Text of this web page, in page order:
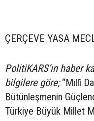
ÇERÇEVE YASA
PolitiKARS’ın haber
bilgilere göre;“Millî
Bütünleşmenin
Türkiye Büyük Millet